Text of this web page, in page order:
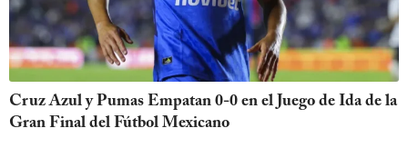
Cruz Azul y Pumas Empatan 0-0 en el Juego de Ida de la
Gran Final del Fútbol Mexicano